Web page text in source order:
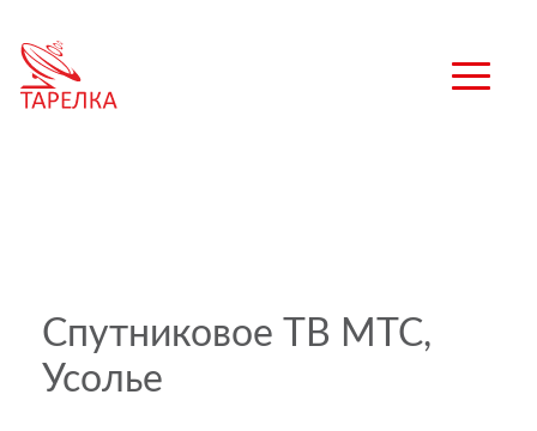
Спутниковое ТВ МТС,
Усолье